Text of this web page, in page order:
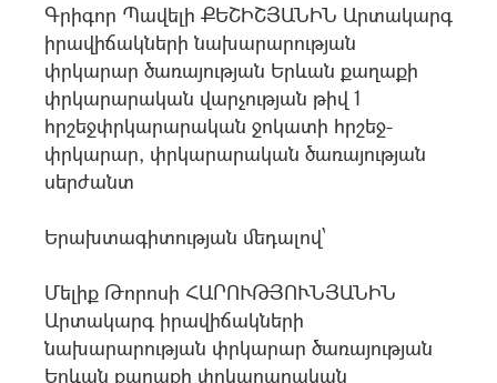
Գրիգոր Պավելի ՔԵՇԻՇՅԱՆԻՆ Արտակարգ
իրավիճակների նախարարության
փրկարար ծառայության Երևան քաղաքի
փրկարարական վարչության թիվ 1
հրշեջփրկարարական ջոկատի հրշեջ-
փրկարար, փրկարարական ծառայության
սերժանտ
Երախտագիտության մեդալով՝
Մելիք Թորոսի ՀԱՐՈՒԹՅՈՒՆՅԱՆԻՆ
Արտակարգ իրավիճակների
նախարարության փրկարար ծառայության
Երևան քաղաքի փրկարարական